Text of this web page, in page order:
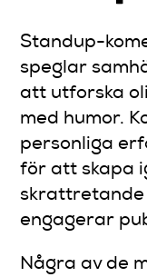
Standup-
speglar
att utforska
med humor.
personliga
för att skapa
skrattretande
engagerar
Några av de